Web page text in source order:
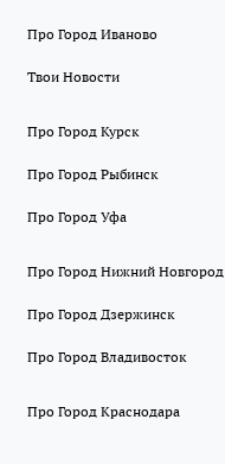
Про Город Иваново
Твои Новости
Про Город Курск
Про Город Рыбинск
Про Город Уфа
Про Город Нижний Новгород
Про Город Дзержинск
Про Город Владивосток
Про Город Краснодара